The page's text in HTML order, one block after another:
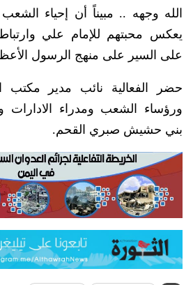
الله وجهه .. مبيناً أن إحياء
يعكس محبتهم للإمام علي
على السير على منهج الرسول
حضر الفعالية نائب مدير مكتب
ورؤساء الشعب ومدراء الادارات
بني حشيش صبري القحم.